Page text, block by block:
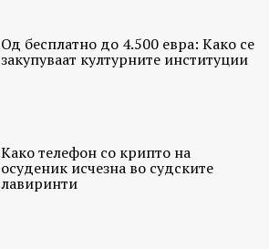
Од бесплатно до 4.500 евра: Како се
закупуваат културните институции
Како телефон со крипто на
осуденик исчезна во судските
лавиринти